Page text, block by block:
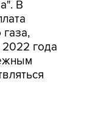
В
2022 года